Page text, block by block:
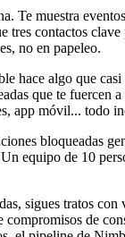
Te muestra
tres contactos
no en papeleo.
hace algo que
que te fuercen
app móvil... todo
bloqueadas
equipo de 10
sigues tratos
compromisos de